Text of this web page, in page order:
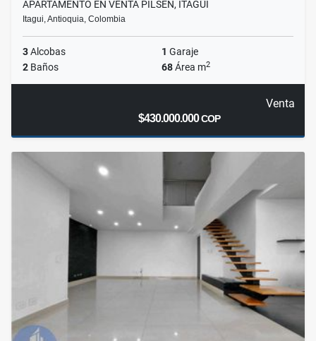
APARTAMENTO EN VENTA PILSEN, ITAGÜÍ
Itagui, Antioquia, Colombia
3Alcobas 1 Garaje
2 Baños 68Área m2
Venta
$430.000.000COP